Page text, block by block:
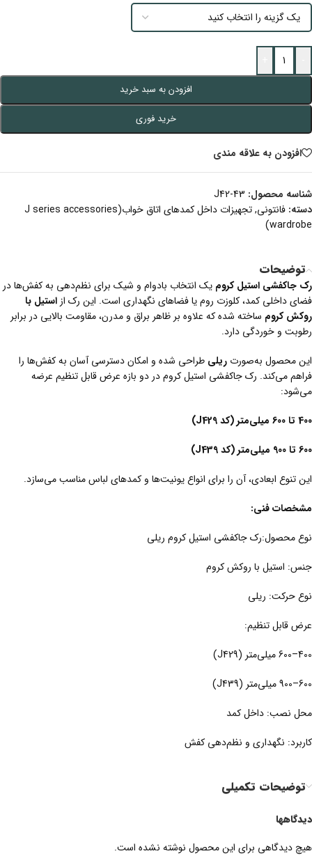
افزودن به سبد خرید
خرید فوری
افزودن به علاقه مندی
شناسه محصول: J42-43
دسته: فانتونی,
تجهیزات داخل کمدهای اتاق خواب(J series accessories
wardrobe)
توضیحات
رک جاکفشی استیل کروم یک انتخاب بادوام و شیک برای نظم‌دهی به کفش‌ها در
فضای داخلی کمد، کلوزت روم یا فضاهای نگهداری است. این رک از استیل با
روکش کروم ساخته شده که علاوه بر ظاهر براق و مدرن، مقاومت بالایی در برابر
رطوبت و خوردگی دارد.
این محصول به‌صورت ریلی طراحی شده و امکان دسترسی آسان به کفش‌ها را
فراهم می‌کند. رک جاکفشی استیل کروم در دو بازه عرض قابل تنظیم عرضه
می‌شود:
400 تا 600 میلی‌متر (کد J429)
600 تا 900 میلی‌متر (کد J439)
این تنوع ابعادی، آن را برای انواع یونیت‌ها و کمدهای لباس مناسب می‌سازد.
مشخصات فنی:
نوع محصول:رک جاکفشی استیل کروم ریلی
جنس: استیل با روکش کروم
نوع حرکت: ریلی
عرض قابل تنظیم:
400–600 میلی‌متر (J429)
600–900 میلی‌متر (J439)
محل نصب: داخل کمد
کاربرد: نگهداری و نظم‌دهی کفش
توضیحات تکمیلی
دیدگاهها
هیچ دیدگاهی برای این محصول نوشته نشده است.